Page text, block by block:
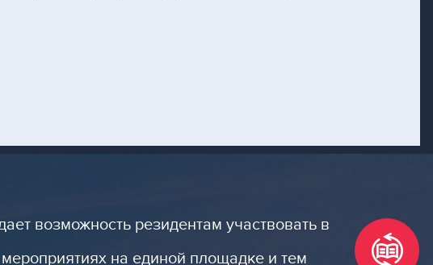
возможность резидентам участвовать в
на единой площадке и тем